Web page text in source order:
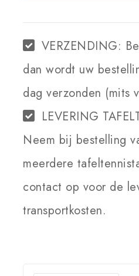
VERZENDING:
dan wordt uw
dag verzonden (mits
LEVERING
Neem bij bestelling
meerdere
contact op voor de
transportkosten.